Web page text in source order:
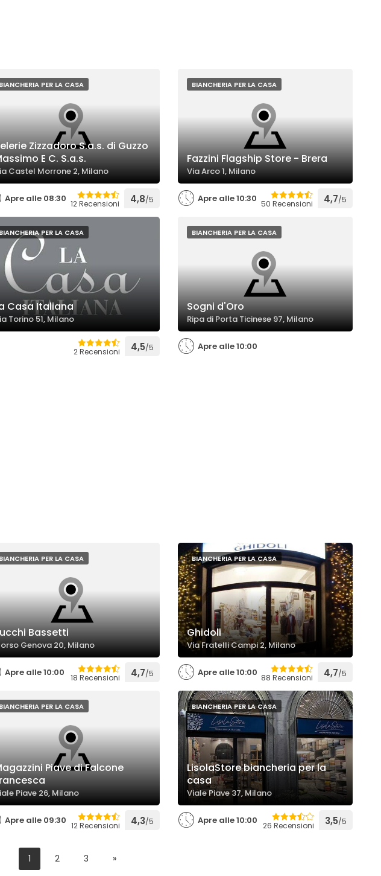
BIANCHERIA PER LA CASA
Zizzadoro S.a.s. di Guzzo
E C. S.a.s.
Castel Morrone 2, Milano
Apre alle 08:30 12 Recensioni 4,8/5
BIANCHERIA PER LA CASA
Fazzini Flagship Store - Brera
Via Arco 1, Milano
Apre alle 10:30 50 Recensioni 4,7/5
BIANCHERIA PER LA CASA
Casa Italiana
Torino 51, Milano
2 Recensioni 4,5/5
BIANCHERIA PER LA CASA
Sogni d'Oro
Ripa di Porta Ticinese 97, Milano
Apre alle 10:00
BIANCHERIA PER LA CASA
Bassetti
Genova 20, Milano
Apre alle 10:00 18 Recensioni 4,7/5
BIANCHERIA PER LA CASA
Ghidoli
Via Fratelli Campi 2, Milano
Apre alle 10:00 88 Recensioni 4,7/5
BIANCHERIA PER LA CASA
Piave di Falcone
Piave 26, Milano
Apre alle 09:30 12 Recensioni 4,3/5
BIANCHERIA PER LA CASA
LisolaStore biancheria per la
casa
Viale Piave 37, Milano
Apre alle 10:00 26 Recensioni 3,5/5
1 2 3 »